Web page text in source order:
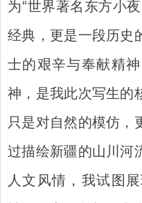
为“世界著名东方小
经典，更是一段历史
士的艰辛与奉献精神
神，是我此次写生的
只是对自然的模仿，
过描绘新疆的山川河
人文风情，我试图